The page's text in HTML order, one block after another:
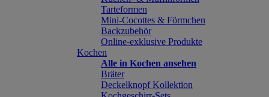
Tarteformen
Mini-Cocottes & Förmchen
Backzubehör
Online-exklusive Produkte
Kochen
Alle in Kochen ansehen
Bräter
Deckelknopf Kollektion